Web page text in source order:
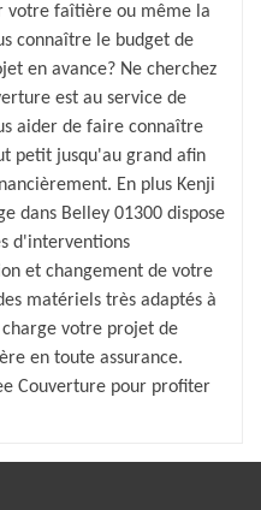
votre faîtière ou même la
connaître le budget de
en avance? Ne cherchez
est au service de
aider de faire connaître
petit jusqu'au grand afin
En plus Kenji
dans Belley 01300 dispose
d'interventions
et changement de votre
matériels très adaptés à
votre projet de
en toute assurance.
Couverture pour profiter